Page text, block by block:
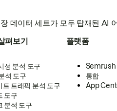
데이터 세트가 모두 탑재된 AI
펴보기
성 분석 도구
석 도구
트 트래픽 분석 도구
도구
분석 도구
플랫폼
Semrush
통합
App